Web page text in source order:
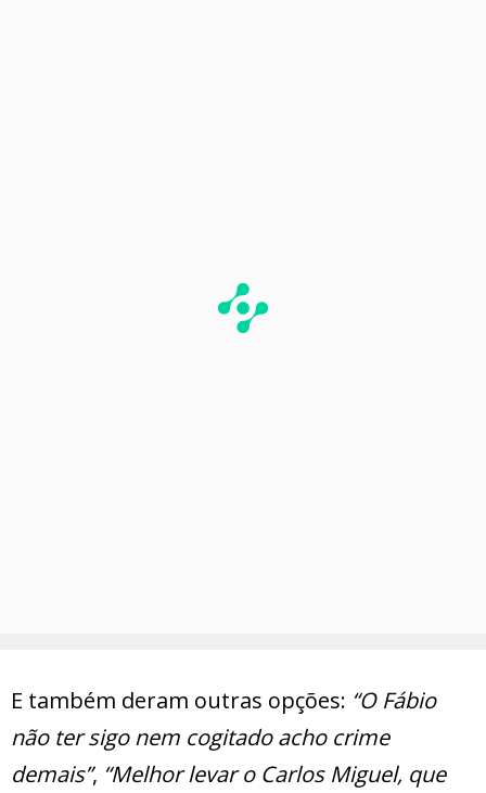
E também deram outras opções: “O Fábio
não ter sigo nem cogitado acho crime
demais”, “Melhor levar o Carlos Miguel, que